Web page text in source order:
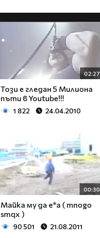
02:27
Този е гледан 5 Милиона
пъти в Youtube!!!
1 822 24.04.2010
00:30
Майка му да е*а ( mnogo
smqx )
90 501 21.08.2011